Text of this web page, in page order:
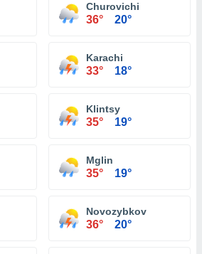
Churovichi
36° 20°
Karachi
33° 18°
Klintsy
35° 19°
Mglin
35° 19°
Novozybkov
36° 20°